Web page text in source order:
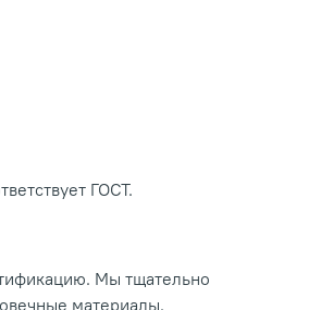
ГОСТ.
Мы тщательно
материалы.